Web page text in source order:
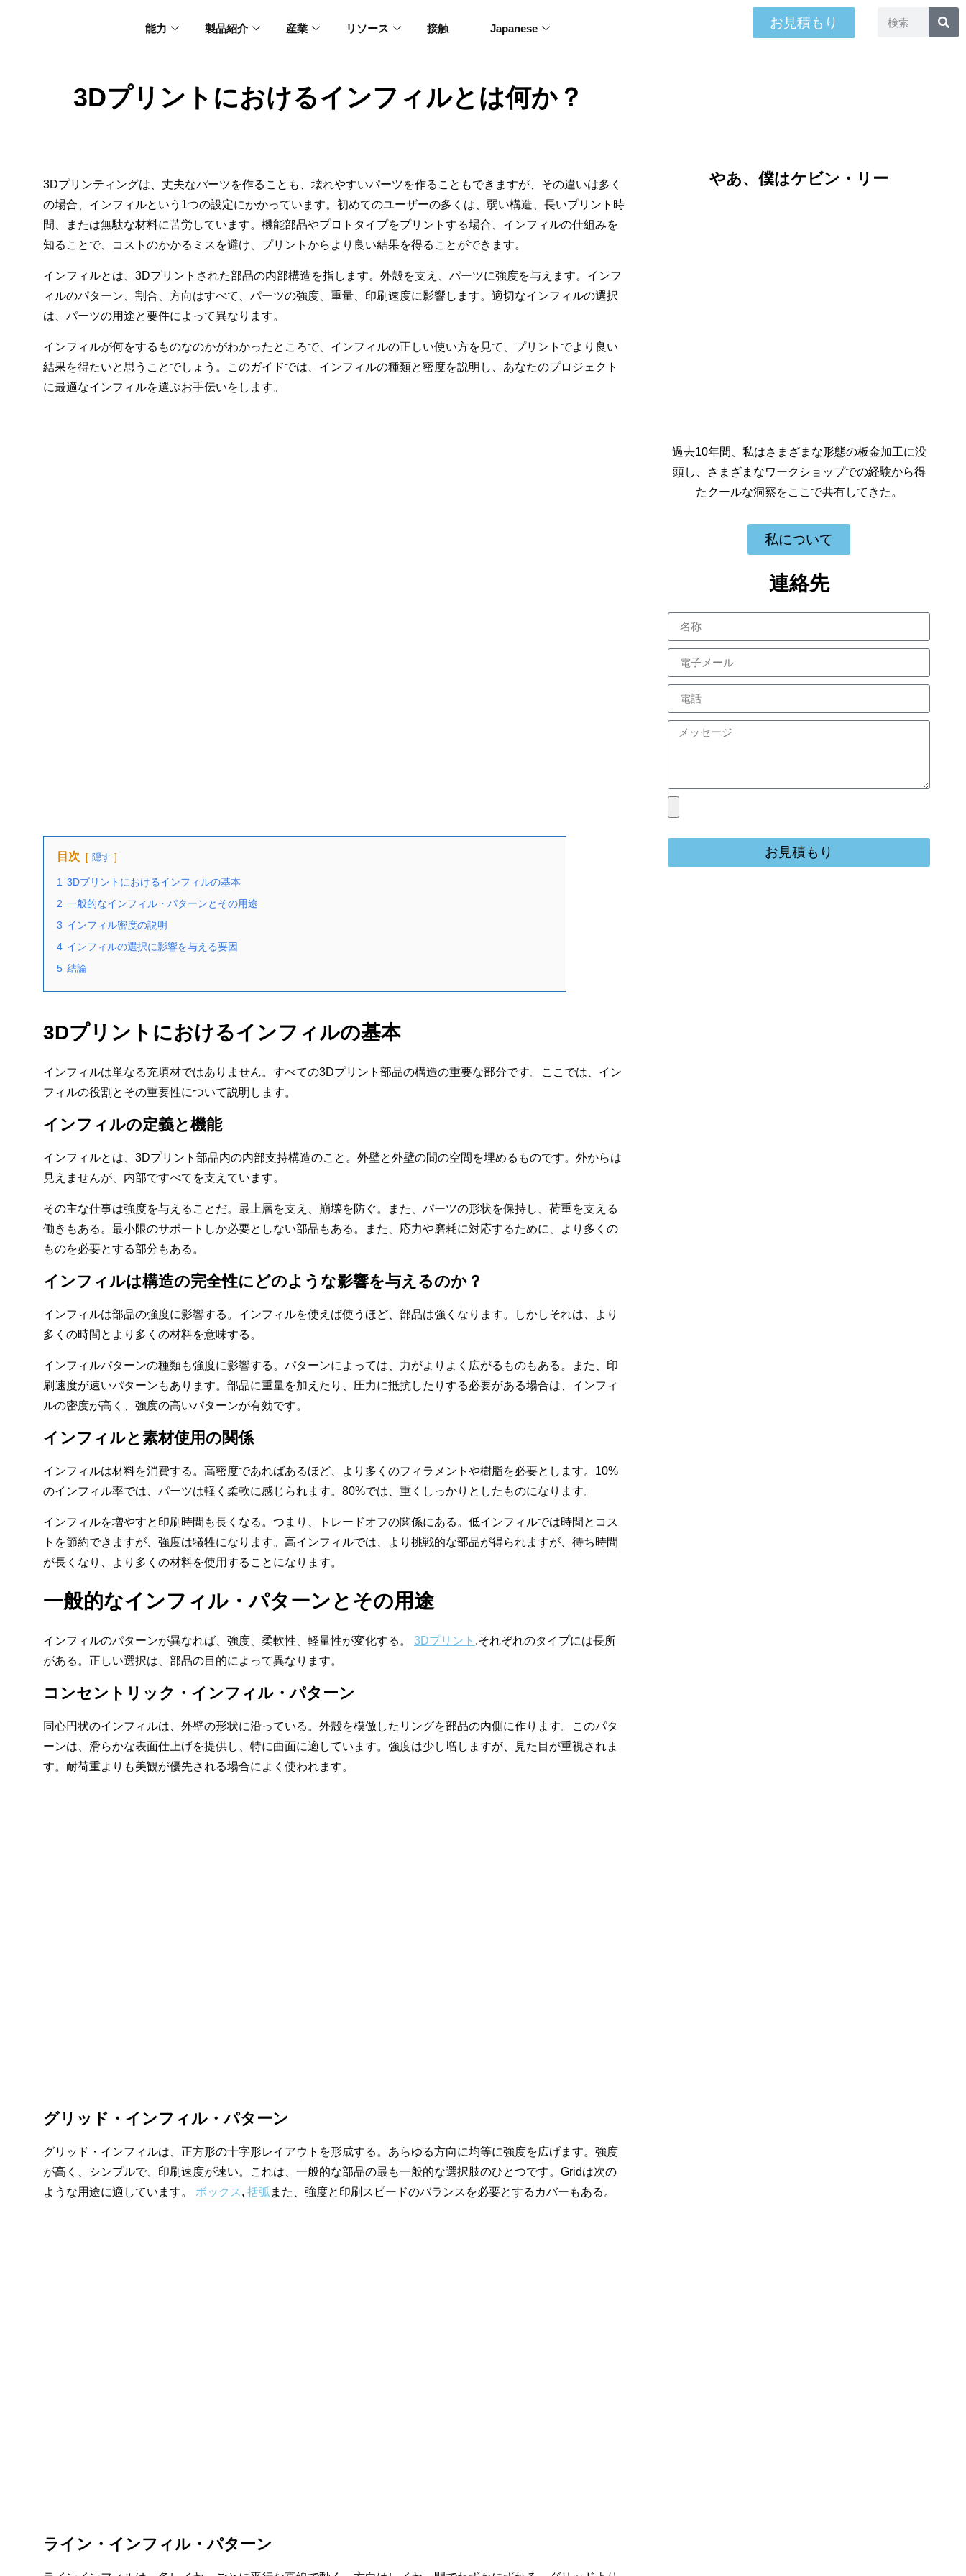
能力 製品紹介 産業 リソース 接触 Japanese お見積もり
3Dプリントにおけるインフィルとは何か？
3Dプリンティングは、丈夫なパーツを作ることも、壊れやすいパーツを作ることもできますが、その違いは多く
の場合、インフィルという1つの設定にかかっています。初めてのユーザーの多くは、弱い構造、長いプリント時
間、または無駄な材料に苦労しています。機能部品やプロトタイプをプリントする場合、インフィルの仕組みを
知ることで、コストのかかるミスを避け、プリントからより良い結果を得ることができます。
インフィルとは、3Dプリントされた部品の内部構造を指します。外殻を支え、パーツに強度を与えます。インフ
ィルのパターン、割合、方向はすべて、パーツの強度、重量、印刷速度に影響します。適切なインフィルの選択
は、パーツの用途と要件によって異なります。
インフィルが何をするものなのかがわかったところで、インフィルの正しい使い方を見て、プリントでより良い
結果を得たいと思うことでしょう。このガイドでは、インフィルの種類と密度を説明し、あなたのプロジェクト
に最適なインフィルを選ぶお手伝いをします。
目次 隠す
1 3Dプリントにおけるインフィルの基本
2 一般的なインフィル・パターンとその用途
3 インフィル密度の説明
4 インフィルの選択に影響を与える要因
5 結論
3Dプリントにおけるインフィルの基本
インフィルは単なる充填材ではありません。すべての3Dプリント部品の構造の重要な部分です。ここでは、イン
フィルの役割とその重要性について説明します。
インフィルの定義と機能
インフィルとは、3Dプリント部品内の内部支持構造のこと。外壁と外壁の間の空間を埋めるものです。外からは
見えませんが、内部ですべてを支えています。
その主な仕事は強度を与えることだ。最上層を支え、崩壊を防ぐ。また、パーツの形状を保持し、荷重を支える
働きもある。最小限のサポートしか必要としない部品もある。また、応力や磨耗に対応するために、より多くの
ものを必要とする部分もある。
インフィルは構造の完全性にどのような影響を与えるのか？
インフィルは部品の強度に影響する。インフィルを使えば使うほど、部品は強くなります。しかしそれは、より
多くの時間とより多くの材料を意味する。
インフィルパターンの種類も強度に影響する。パターンによっては、力がよりよく広がるものもある。また、印
刷速度が速いパターンもあります。部品に重量を加えたり、圧力に抵抗したりする必要がある場合は、インフィ
ルの密度が高く、強度の高いパターンが有効です。
インフィルと素材使用の関係
インフィルは材料を消費する。高密度であればあるほど、より多くのフィラメントや樹脂を必要とします。10%
のインフィル率では、パーツは軽く柔軟に感じられます。80%では、重くしっかりとしたものになります。
インフィルを増やすと印刷時間も長くなる。つまり、トレードオフの関係にある。低インフィルでは時間とコス
トを節約できますが、強度は犠牲になります。高インフィルでは、より挑戦的な部品が得られますが、待ち時間
が長くなり、より多くの材料を使用することになります。
一般的なインフィル・パターンとその用途
インフィルのパターンが異なれば、強度、柔軟性、軽量性が変化する。 3Dプリント .それぞれのタイプには長所
がある。正しい選択は、部品の目的によって異なります。
コンセントリック・インフィル・パターン
同心円状のインフィルは、外壁の形状に沿っている。外殻を模倣したリングを部品の内側に作ります。このパタ
ーンは、滑らかな表面仕上げを提供し、特に曲面に適しています。強度は少し増しますが、見た目が重視されま
す。耐荷重よりも美観が優先される場合によく使われます。
グリッド・インフィル・パターン
グリッド・インフィルは、正方形の十字形レイアウトを形成する。あらゆる方向に均等に強度を広げます。強度
が高く、シンプルで、印刷速度が速い。これは、一般的な部品の最も一般的な選択肢のひとつです。Gridは次の
ような用途に適しています。 ボックス , 括弧 また、強度と印刷スピードのバランスを必要とするカバーもある。
ライン・インフィル・パターン
やあ、僕はケビン・リー
過去10年間、私はさまざまな形態の板金加工に没
頭し、さまざまなワークショップでの経験から得
たクールな洞察をここで共有してきた。
私について
連絡先
お見積もり